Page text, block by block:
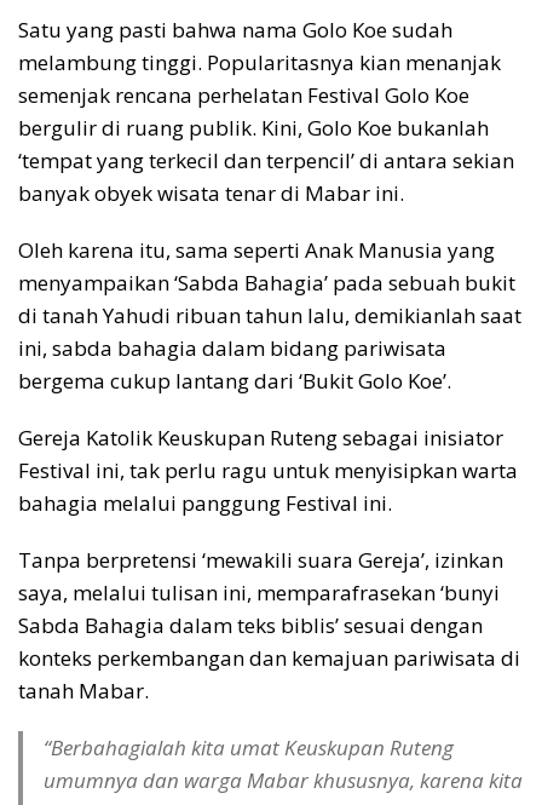
Satu yang pasti bahwa nama Golo Koe sudah
melambung tinggi. Popularitasnya kian menanjak
semenjak rencana perhelatan Festival Golo Koe
bergulir di ruang publik. Kini, Golo Koe bukanlah
‘tempat yang terkecil dan terpencil’ di antara sekian
banyak obyek wisata tenar di Mabar ini.
Oleh karena itu, sama seperti Anak Manusia yang
menyampaikan ‘Sabda Bahagia’ pada sebuah bukit
di tanah Yahudi ribuan tahun lalu, demikianlah saat
ini, sabda bahagia dalam bidang pariwisata
bergema cukup lantang dari ‘Bukit Golo Koe’.
Gereja Katolik Keuskupan Ruteng sebagai inisiator
Festival ini, tak perlu ragu untuk menyisipkan warta
bahagia melalui panggung Festival ini.
Tanpa berpretensi ‘mewakili suara Gereja’, izinkan
saya, melalui tulisan ini, memparafrasekan ‘bunyi
Sabda Bahagia dalam teks biblis’ sesuai dengan
konteks perkembangan dan kemajuan pariwisata di
tanah Mabar.
“Berbahagialah kita umat Keuskupan Ruteng
umumnya dan warga Mabar khususnya, karena kita